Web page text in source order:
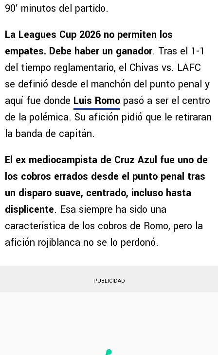
90′ minutos del partido.
La Leagues Cup 2026 no permiten los
empates. Debe haber un ganador. Tras el 1-1
del tiempo reglamentario, el Chivas vs. LAFC
se definió desde el manchón del punto penal y
aquí fue donde Luis Romo pasó a ser el centro
de la polémica. Su afición pidió que le retiraran
la banda de capitán.
El ex mediocampista de Cruz Azul fue uno de
los cobros errados desde el punto penal tras
un disparo suave, centrado, incluso hasta
displicente. Esa siempre ha sido una
característica de los cobros de Romo, pero la
afición rojiblanca no se lo perdonó.
PUBLICIDAD